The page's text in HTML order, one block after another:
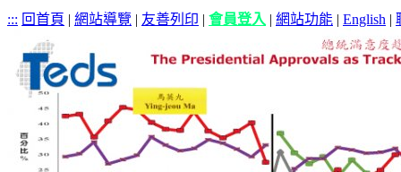
::: 回首頁 | 網站導覽 | 友善列印 | 會員登入 | 網站功能 | English |